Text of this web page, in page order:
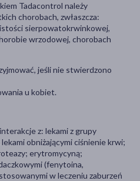
Tadacontrol należy
chorobach, zwłaszcza:
sierpowatokrwinkowej,
wrzodowej, chorobach
jeśli nie stwierdzono
u kobiet.
z: lekami z grupy
obniżającymi ciśnienie krwi;
erytromycyną;
(fenytoina,
w leczeniu zaburzeń